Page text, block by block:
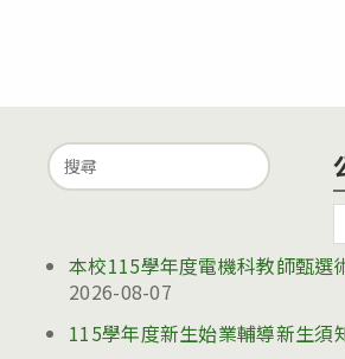
Search
for:
本校115學年度電機科教師甄選
2026-08-07
115學年度新生始業輔導新生須